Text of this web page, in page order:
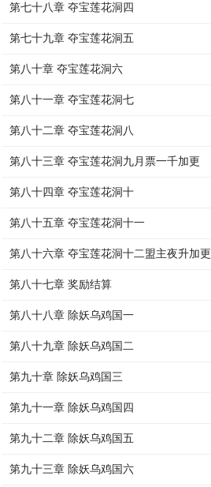
第七十八章 夺宝莲花洞四
第七十九章 夺宝莲花洞五
第八十章 夺宝莲花洞六
第八十一章 夺宝莲花洞七
第八十二章 夺宝莲花洞八
第八十三章 夺宝莲花洞九月票一千加更
第八十四章 夺宝莲花洞十
第八十五章 夺宝莲花洞十一
第八十六章 夺宝莲花洞十二盟主夜升加更
第八十七章 奖励结算
第八十八章 除妖乌鸡国一
第八十九章 除妖乌鸡国二
第九十章 除妖乌鸡国三
第九十一章 除妖乌鸡国四
第九十二章 除妖乌鸡国五
第九十三章 除妖乌鸡国六